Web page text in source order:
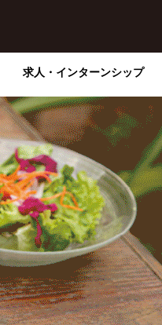
求人・インターンシップ